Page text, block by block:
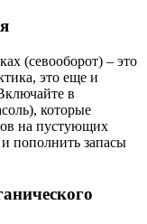
(севооборот) – это
это еще и
в
которые
на пустующих
пополнить запасы